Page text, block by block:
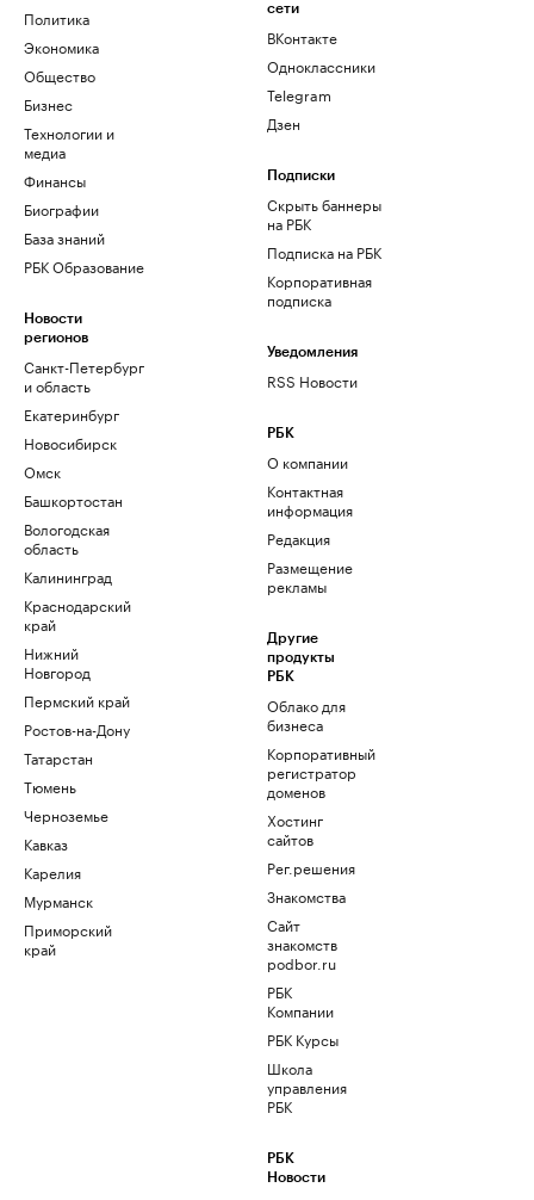
Политика
Экономика
Общество
Бизнес
Технологии и
медиа
Финансы
Биографии
База знаний
РБК Образование
Новости
регионов
Санкт-Петербург
и область
Екатеринбург
Новосибирск
Омск
Башкортостан
Вологодская
область
Калининград
Краснодарский
край
Нижний
Новгород
Пермский край
Ростов-на-Дону
Татарстан
Тюмень
Черноземье
Кавказ
Карелия
Мурманск
Приморский
край
сети
ВКонтакте
Одноклассники
Telegram
Дзен
Подписки
Скрыть баннеры
на РБК
Подписка на РБК
Корпоративная
подписка
Уведомления
RSS Новости
РБК
О компании
Контактная
информация
Редакция
Размещение
рекламы
Другие
продукты
РБК
Облако для
бизнеса
Корпоративный
регистратор
доменов
Хостинг
сайтов
Рег.решения
Знакомства
Сайт
знакомств
podbor.ru
РБК
Компании
РБК Курсы
Школа
управления
РБК
РБК
Новости